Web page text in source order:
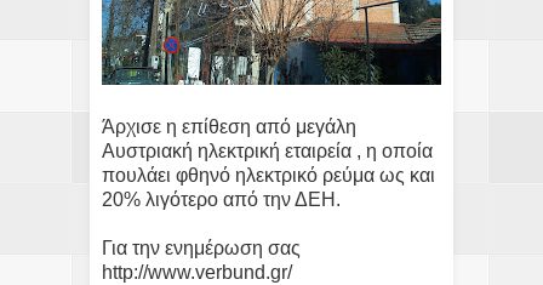
Άρχισε η επίθεση από μεγάλη
Αυστριακή ηλεκτρική εταιρεία , η οποία
πουλάει φθηνό ηλεκτρικό ρεύμα ως και
20% λιγότερο από την ΔΕΗ.
Για την ενημέρωση σας
http://www.verbund.gr/